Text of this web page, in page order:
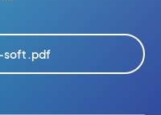
soft.pdf